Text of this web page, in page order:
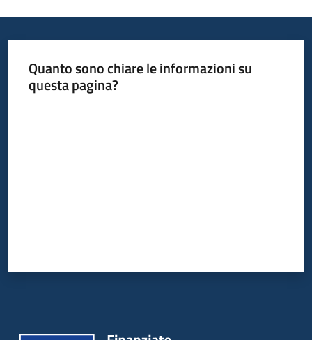
Quanto sono chiare le informazioni su
questa pagina?